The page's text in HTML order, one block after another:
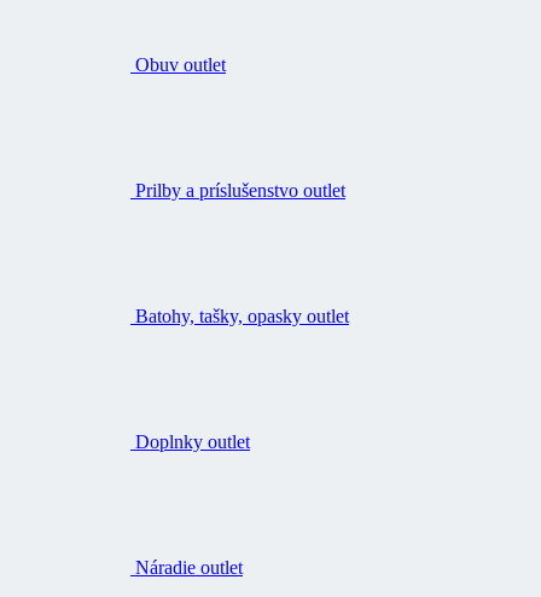
Obuv outlet
Prilby a príslušenstvo outlet
Batohy, tašky, opasky outlet
Doplnky outlet
Náradie outlet